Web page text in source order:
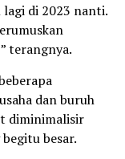
lagi di 2023 nanti.
terangnya.
dan buruh
diminimalisir
besar.